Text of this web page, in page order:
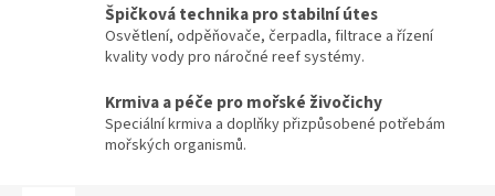
Špičková technika pro stabilní útes
Osvětlení, odpěňovače, čerpadla, filtrace a řízení
kvality vody pro náročné reef systémy.
Krmiva a péče pro mořské živočichy
Speciální krmiva a doplňky přizpůsobené potřebám
mořských organismů.